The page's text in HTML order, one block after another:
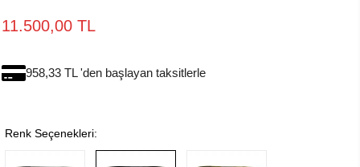
11.500,00 TL
958,33 TL 'den başlayan taksitlerle
Renk Seçenekleri: